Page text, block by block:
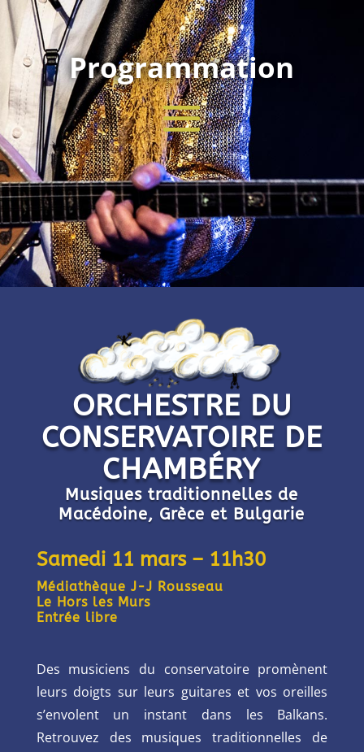
Programmation
ORCHESTRE DU
CONSERVATOIRE DE
CHAMBÉRY
Musiques traditionnelles de
Macédoine, Grèce et Bulgarie
Samedi 11 mars – 11h30
Médiathèque J-J Rousseau
Le Hors les Murs
Entrée libre
Des musiciens du conservatoire promènent
leurs doigts sur leurs guitares et vos oreilles
s’envolent un instant dans les Balkans.
Retrouvez des musiques traditionnelles de